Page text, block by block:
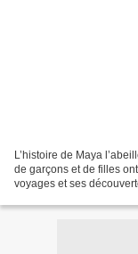
L’histoire de Maya
de garçons et de filles
voyages et ses